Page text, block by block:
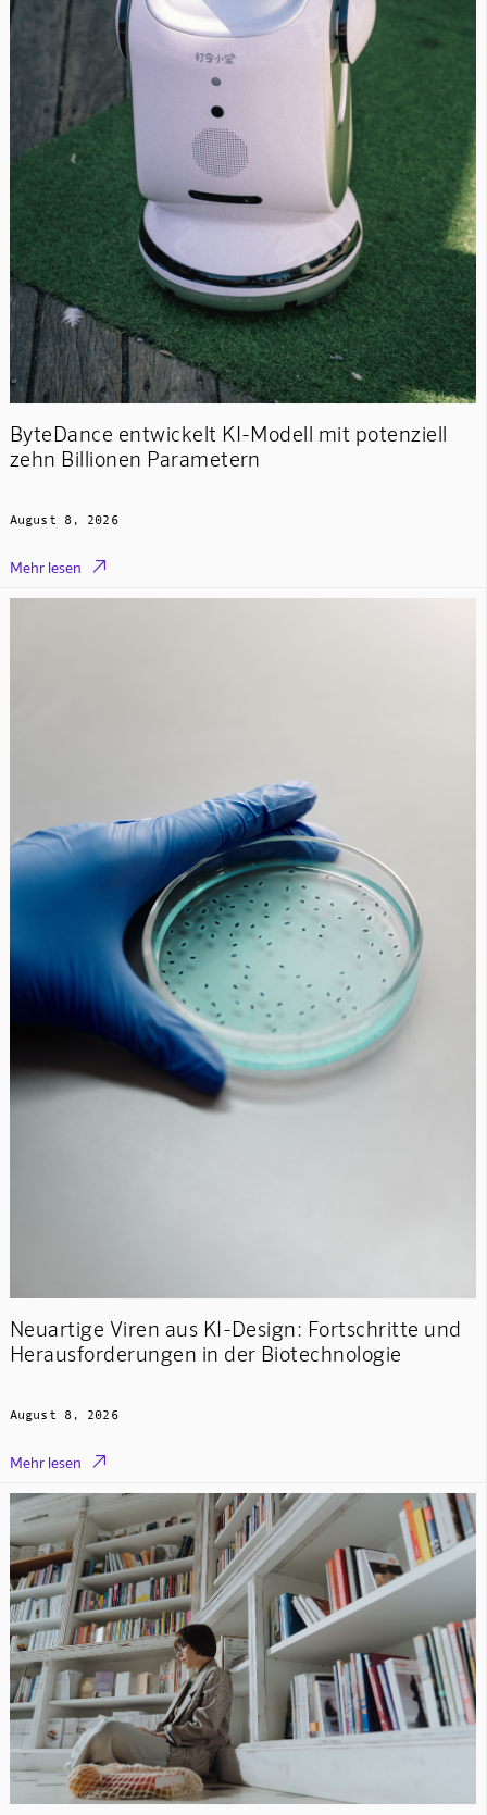
ByteDance entwickelt KI-Modell mit potenziell
zehn Billionen Parametern
August 8, 2026
Mehr lesen 
Neuartige Viren aus KI-Design: Fortschritte und
Herausforderungen in der Biotechnologie
August 8, 2026
Mehr lesen 